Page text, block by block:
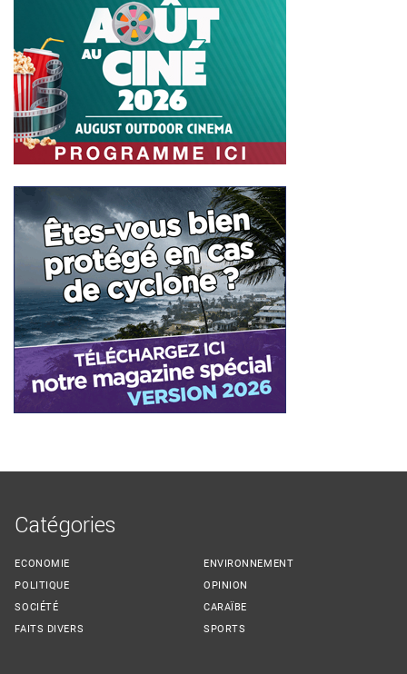
Catégories
ECONOMIE
POLITIQUE
SOCIÉTÉ
FAITS DIVERS
ENVIRONNEMENT
OPINION
CARAÏBE
SPORTS